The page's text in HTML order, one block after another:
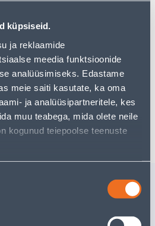
küpsiseid.
ja reklaamide
meedia funktsioonide
analüüsimiseks. Edastame
meie saiti kasutate, ka oma
ja analüüsipartneritele, kes
muu teabega, mida olete neile
kogunud teiepoolse teenuste
TOODE